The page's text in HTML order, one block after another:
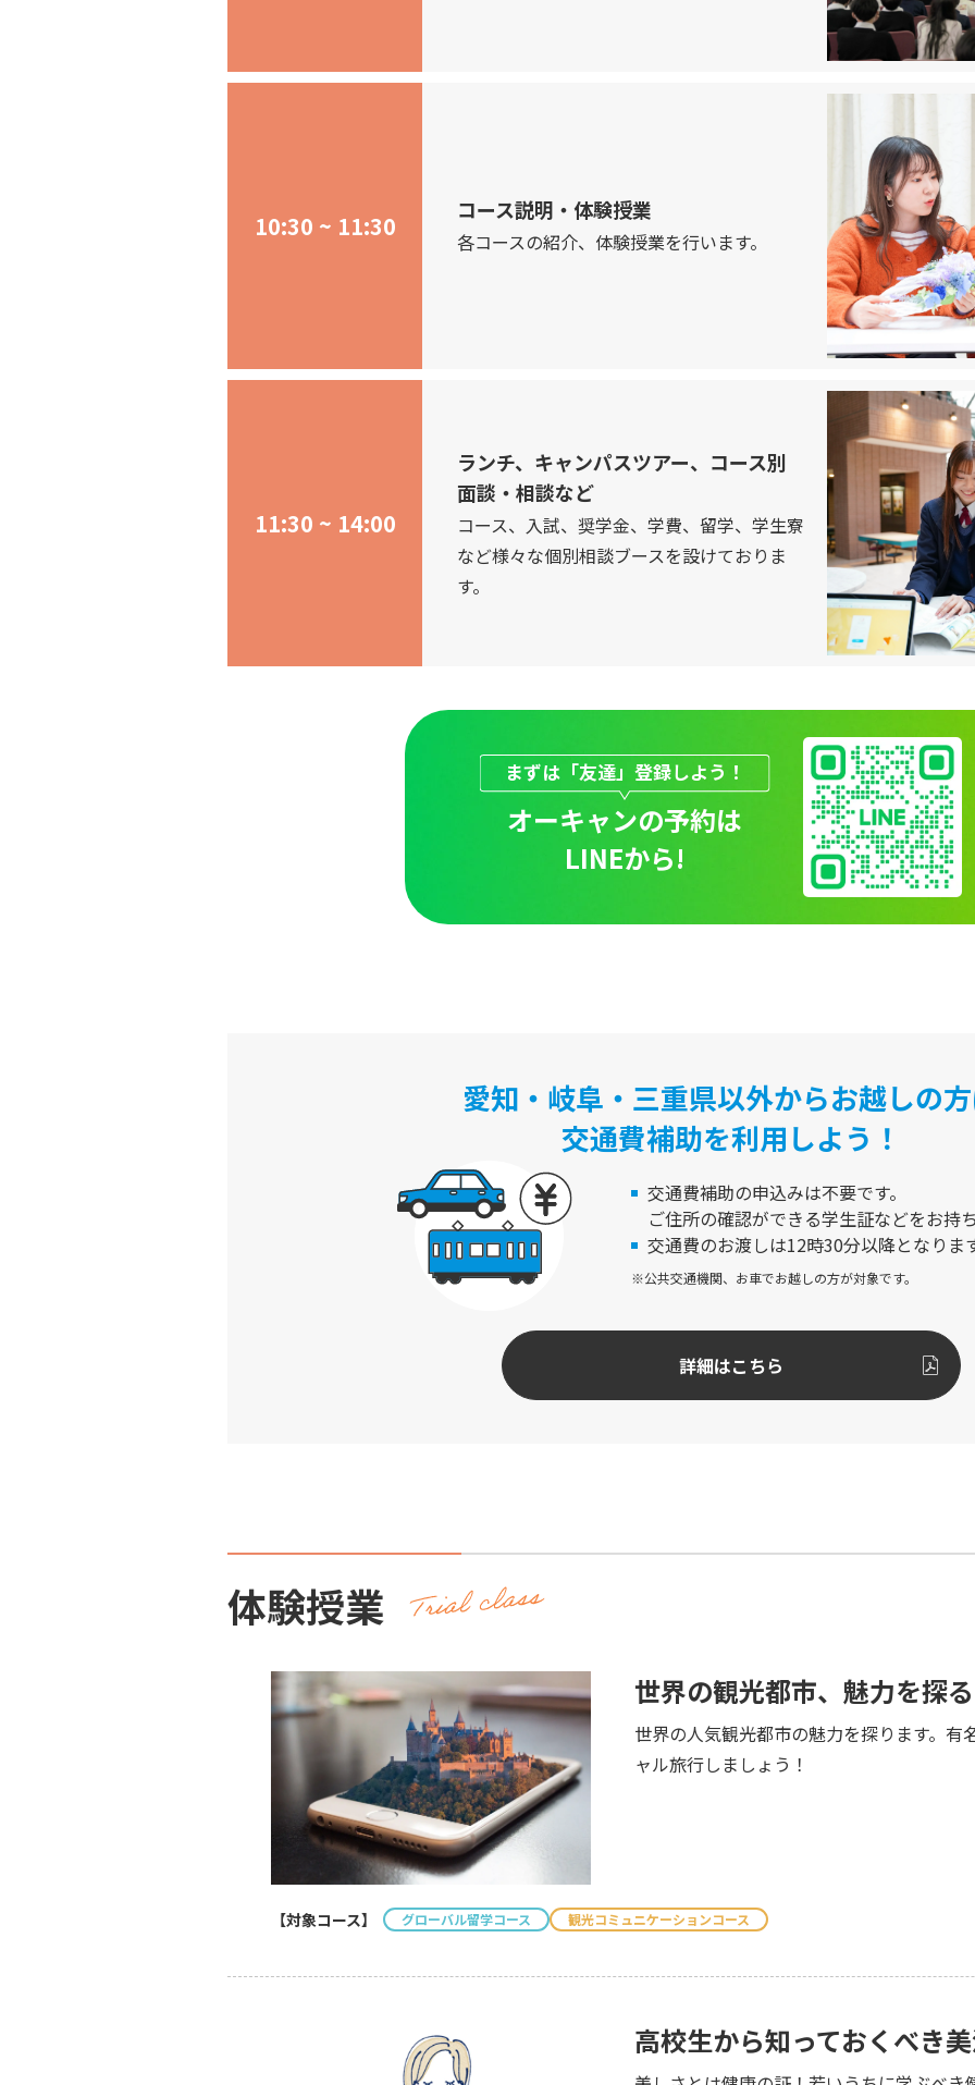
10:30 ~ 11:30
コース説明・体験授業
各コースの紹介、体験授業を行います。
11:30 ~ 14:00
ランチ、キャンパスツアー、コース別
面談・相談など
コース、入試、奨学金、学費、留学、学生寮
など様々な個別相談ブースを設けておりま
す。
まずは「友達」登録しよう！
オーキャンの予約は
LINEから!
愛知・岐阜・三重県以外からお越しの
交通費補助を利用しよう！
交通費補助の申込みは不要です。
ご住所の確認ができる学生証などをお持
交通費のお渡しは12時30分以降となりま
※公共交通機関、お車でお越しの方が対象です。
詳細はこちら
体験授業
世界の観光都市、魅力を探
世界の人気観光都市の魅力を探ります。有
ャル旅行しましょう！
【対象コース】 グローバル留学コース 観光コミュニケーションコース
高校生から知っておくべき